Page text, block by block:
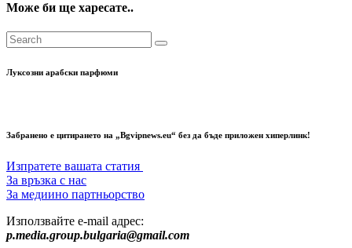
Може би ще харесате..
Луксозни арабски парфюми
Забранено е цитирането на „Bgvipnews.eu“ без да бъде приложен хиперлинк!
Изпратете вашата статия
За връзка с нас
За медиино партньорство
Използвайте e-mail адрес:
p.media.group.bulgaria@gmail.com